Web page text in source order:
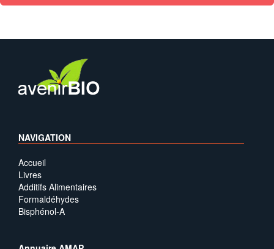
NAVIGATION
Accueil
Livres
Additifs Alimentaires
Formaldéhydes
Bisphénol-A